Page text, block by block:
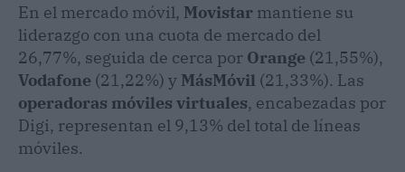
En el mercado móvil, Movistar mantiene su
liderazgo con una cuota de mercado del
26,77%, seguida de cerca por Orange (21,55%),
Vodafone (21,22%) y MásMóvil (21,33%). Las
operadoras móviles virtuales, encabezadas por
Digi, representan el 9,13% del total de líneas
móviles.